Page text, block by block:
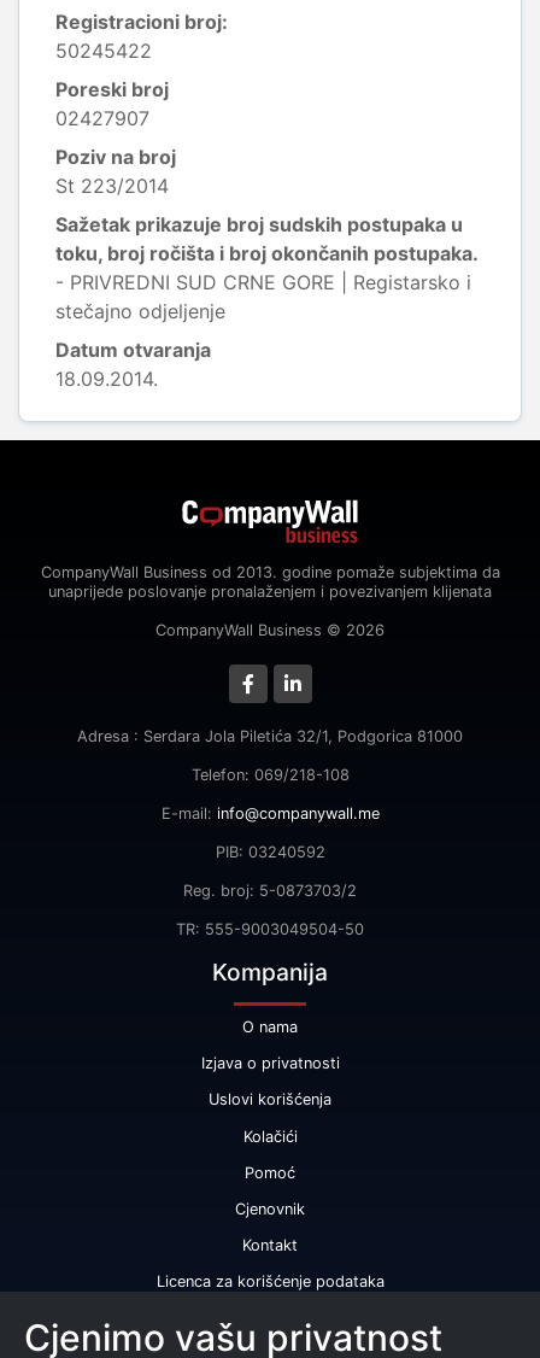
Registracioni broj:
50245422
Poreski broj
02427907
Poziv na broj
St 223/2014
Sažetak prikazuje broj sudskih postupaka u
toku, broj ročišta i broj okončanih postupaka.
- PRIVREDNI SUD CRNE GORE | Registarsko i
stečajno odjeljenje
Datum otvaranja
18.09.2014.
CompanyWall Business od 2013. godine pomaže subjektima da
unaprijede poslovanje pronalaženjem i povezivanjem klijenata
CompanyWall Business © 2026
Adresa : Serdara Jola Piletića 32/1, Podgorica 81000
Telefon: 069/218-108
E-mail: info@companywall.me
PIB: 03240592
Reg. broj: 5-0873703/2
TR: 555-9003049504-50
Kompanija
O nama
Izjava o privatnosti
Uslovi korišćenja
Kolačići
Pomoć
Cjenovnik
Kontakt
Licenca za korišćenje podataka
Naše usluge
Cjenimo vašu privatnost